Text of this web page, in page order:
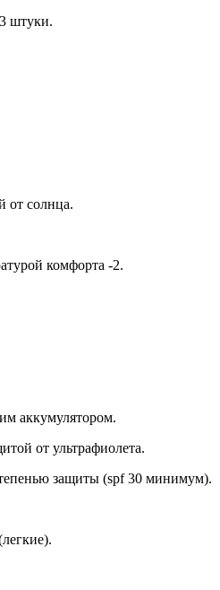
штуки.
от солнца.
комфорта -2.
аккумулятором.
от ультрафиолета.
защиты (spf 30 минимум).